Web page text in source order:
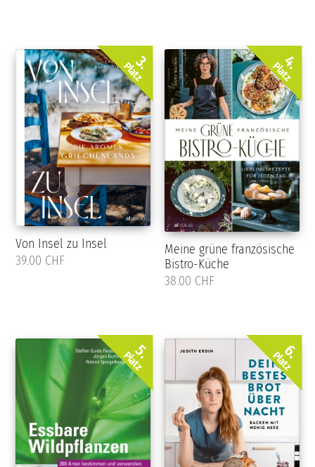
3.
Platz
Von Insel zu Insel
39.00 CHF
4.
Platz
Meine grüne französische
Bistro-Küche
38.00 CHF
5.
Platz 6.
Platz